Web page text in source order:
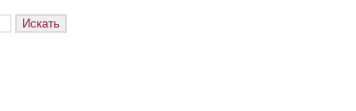
Искать